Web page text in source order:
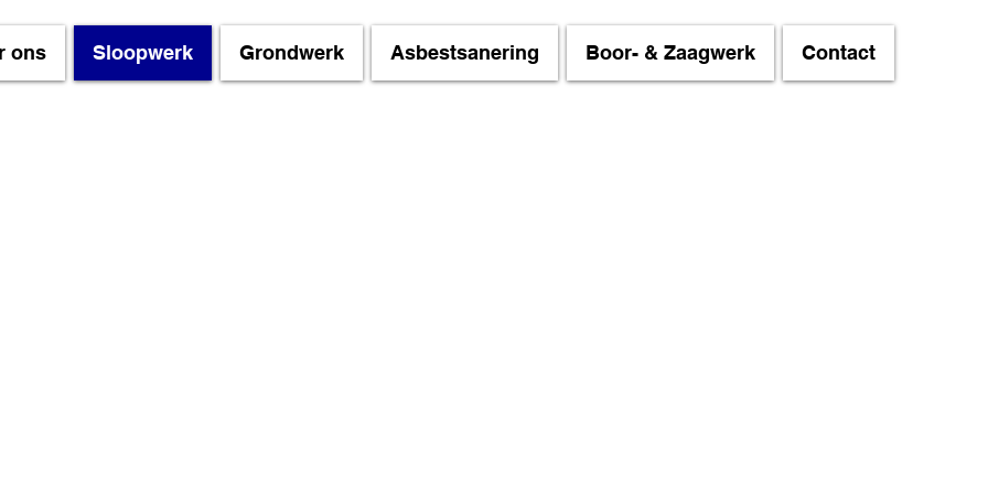
ons Sloopwerk Grondwerk Asbestsanering Boor- & Zaagwerk Contact